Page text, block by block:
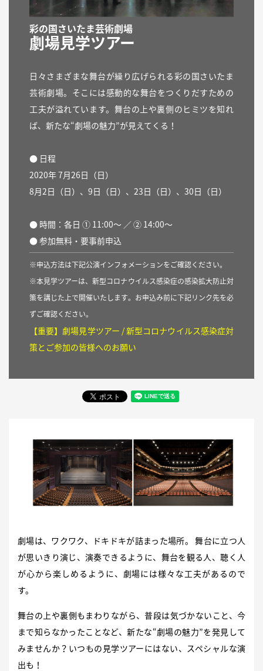
彩の国さいたま芸術劇場
劇場見学ツアー
日々さまざまな舞台が繰り広げられる彩の国さいたま
芸術劇場。そこには感動的な舞台をつくりだすための
工夫が溢れています。舞台の上や裏側のヒミツを知れ
ば、新たな“劇場の魅力”が見えてくる！
● 日程
2020年 7月26日（日）
8月2日（日）、9日（日）、23日（日）、30日（日）
● 時間：各日 ① 11:00〜 ／ ② 14:00〜
● 参加無料・要事前申込
※申込方法は下記公演インフォメーションをご確認ください。
※本見学ツアーは、新型コロナウイルス感染症の感染拡大防止対
策を講じた上で開催いたします。お申込み前に下記リンク先を必
ずご確認ください。
【重要】劇場見学ツアー / 新型コロナウイルス感染症対
策とご参加の皆様へのお願い
劇場は、ワクワク、ドキドキが詰まった場所。 舞台に立つ人
が思いきり演じ、演奏できるように、舞台を観る人、聴く人
が心から楽しめるように、劇場には様々な工夫があるので
す。
舞台の上や裏側もまわりながら、普段は気づかないこと、今
まで知らなかったことなど、新たな“劇場の魅力”を発見して
みませんか？いつもの見学ツアーにはない、スペシャルな演
出も！